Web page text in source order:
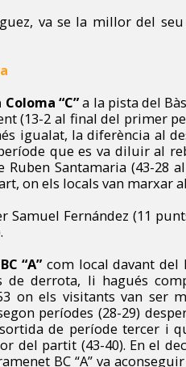
va se la millor del
Coloma “C”a la pista del
(13-2 al final del primer
igualat, la diferència al
que es va diluir al
Santamaria (43-28
on els locals van marxar
Samuel Fernández (11
“A” com local davant del
de derrota, li hagués
on els visitants van ser
períodes (28-29)
de període tercer i
del partit (43-40). En el
BC “A” va